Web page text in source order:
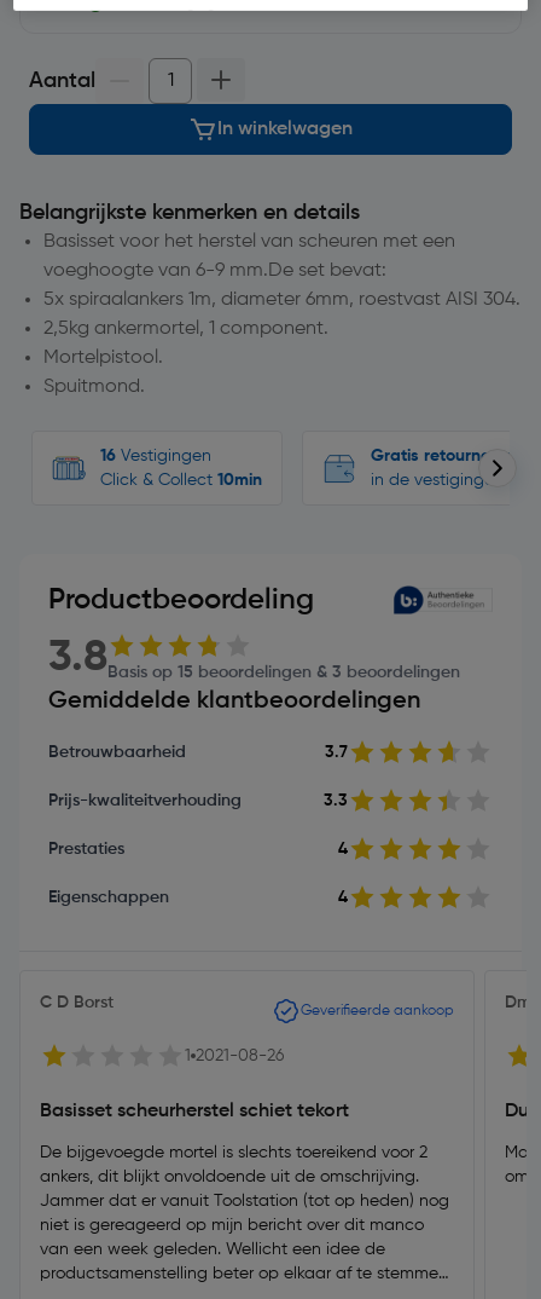
Aantal
In winkelwagen
Belangrijkste kenmerken en details
Basisset voor het herstel van scheuren met een
voeghoogte van 6-9 mm.De set bevat:
5x spiraalankers 1m, diameter 6mm, roestvast AISI 304.
2,5kg ankermortel, 1 component.
Mortelpistool.
Spuitmond.
16 Vestigingen
Click & Collect 10min
Gratis retourneren
in de vestigingen
Productbeoordeling
3.8 Basis op 15 beoordelingen & 3 beoordelingen
Gemiddelde klantbeoordelingen
Betrouwbaarheid 3.7
Prijs-kwaliteitverhouding 3.3
Prestaties 4
Eigenschappen 4
C D Borst Geverifieerde aankoop
1 2021-08-26
Basisset scheurherstel schiet tekort
De bijgevoegde mortel is slechts toereikend voor 2
ankers, dit blijkt onvoldoende uit de omschrijving.
Jammer dat er vanuit Toolstation (tot op heden) nog
niet is gereageerd op mijn bericht over dit manco
van een week geleden. Wellicht een idee de
productsamenstelling beter op elkaar af te stemmen